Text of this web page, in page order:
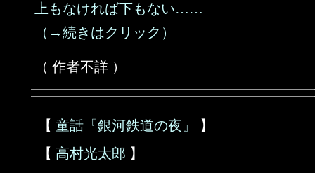
上もなければ下もない……
（→続きはクリック）
（ 作者不詳 ）
【 童話『銀河鉄道の夜』
】
【 高村光太郎 】